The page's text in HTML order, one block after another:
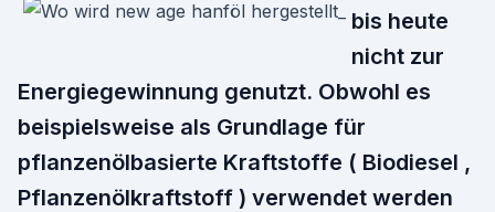
bis heute
nicht zur
Energiegewinnung genutzt. Obwohl es
beispielsweise als Grundlage für
pflanzenölbasierte Kraftstoffe ( Biodiesel ,
Pflanzenölkraftstoff ) verwendet werden